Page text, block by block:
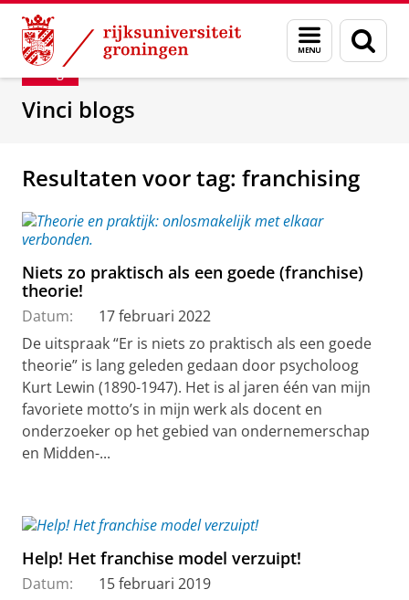
Skip
Content
Skip
Navigation
Menu
en
zoeken
Department of Innovation Management &
Blog
Vinci blogs
Resultaten voor tag: franchising
Niets zo praktisch als een goede (franchise)
theorie!
Datum:
17 februari 2022
De uitspraak “Er is niets zo praktisch als een goede
theorie” is lang geleden gedaan door psycholoog
Kurt Lewin (1890-1947). Het is al jaren één van mijn
favoriete motto’s in mijn werk als docent en
onderzoeker op het gebied van ondernemerschap
en Midden-...
Help! Het franchise model verzuipt!
Datum:
15 februari 2019